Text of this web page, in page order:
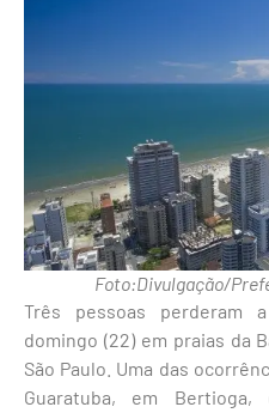
Foto:Divulgação/
Três pessoas perderam
domingo (22) em praias da
São Paulo . Uma das
Guaratuba, em Bertioga,